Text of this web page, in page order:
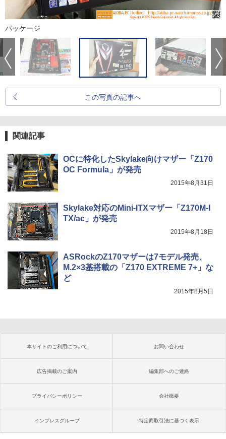
パッケージ
この写真の記事へ
関連記事
OCに特化したSkylake向けマザー「Z170
OC Formula」が発売
2015年8月31日
Skylake対応のMini-ITXマザー「Z170M-I
TX/ac」が発売
2015年8月18日
ASRockのZ170マザーは7モデル発売、
M.2×3基搭載の「Z170 EXTREME 7+」な
ど
2015年8月5日
本サイトのご利用について お問い合わせ
広告掲載のご案内 編集部へのご連絡
プライバシーポリシー 会社概要
インプレスグループ 特定商取引法に基づく表示